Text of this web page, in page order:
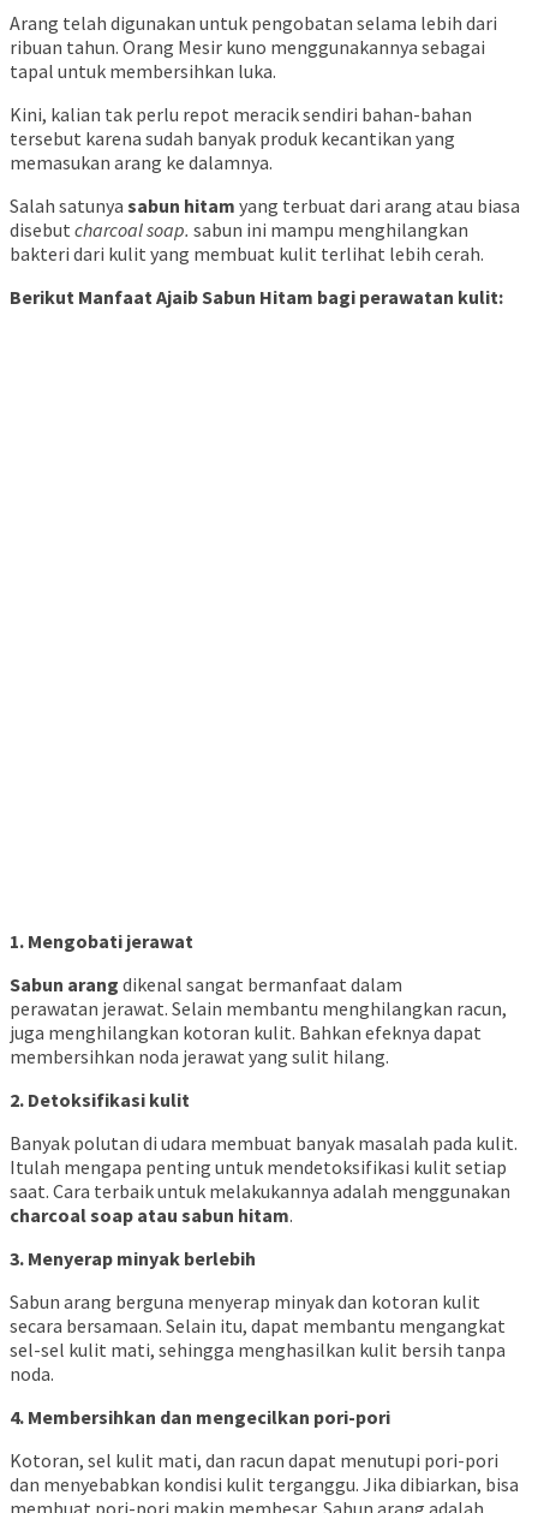
Arang telah digunakan untuk pengobatan selama lebih dari
ribuan tahun. Orang Mesir kuno menggunakannya sebagai
tapal untuk membersihkan luka.
Kini, kalian tak perlu repot meracik sendiri bahan-bahan
tersebut karena sudah banyak produk kecantikan yang
memasukan arang ke dalamnya.
Salah satunya sabun hitam yang terbuat dari arang atau biasa
disebut charcoal soap. sabun ini mampu menghilangkan
bakteri dari kulit yang membuat kulit terlihat lebih cerah.
Berikut Manfaat Ajaib Sabun Hitam bagi perawatan kulit:
1. Mengobati jerawat
Sabun arang dikenal sangat bermanfaat dalam
perawatan jerawat. Selain membantu menghilangkan racun,
juga menghilangkan kotoran kulit. Bahkan efeknya dapat
membersihkan noda jerawat yang sulit hilang.
2. Detoksifikasi kulit
Banyak polutan di udara membuat banyak masalah pada kulit.
Itulah mengapa penting untuk mendetoksifikasi kulit setiap
saat. Cara terbaik untuk melakukannya adalah menggunakan
charcoal soap atau sabun hitam.
3. Menyerap minyak berlebih
Sabun arang berguna menyerap minyak dan kotoran kulit
secara bersamaan. Selain itu, dapat membantu mengangkat
sel-sel kulit mati, sehingga menghasilkan kulit bersih tanpa
noda.
4. Membersihkan dan mengecilkan pori-pori
Kotoran, sel kulit mati, dan racun dapat menutupi pori-pori
dan menyebabkan kondisi kulit terganggu. Jika dibiarkan, bisa